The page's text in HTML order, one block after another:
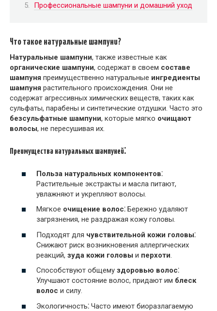
Профессиональные шампуни и домашний уход
Что такое натуральные шампуни?
Натуральные шампуни, также известные как
органические шампуни, содержат в своем составе
шампуня преимущественно натуральные ингредиенты
шампуня растительного происхождения. Они не
содержат агрессивных химических веществ, таких как
сульфаты, парабены и синтетические отдушки. Часто это
безсульфатные шампуни, которые мягко очищают
волосы, не пересушивая их.
Преимущества натуральных шампуней⁚
Польза натуральных компонентов⁚
Растительные экстракты и масла питают,
увлажняют и укрепляют волосы.
Мягкое очищение волос⁚ Бережно удаляют
загрязнения, не раздражая кожу головы.
Подходят для чувствительной кожи головы⁚
Снижают риск возникновения аллергических
реакций, зуда кожи головы и перхоти
Способствуют общему здоровью волос⁚
Улучшают состояние волос, придают им блеск
волос и силу.
Экологичность⁚ Часто имеют биоразлагаемую